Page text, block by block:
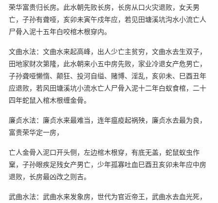
荣华富贵归长房。此水朝先败长房，长房从口火灾退败，女夭男
亡，子孙有聋哑，亥卯未寅午戍年应，若见田塘溪坑沟水小流亡人
尸骨入泥十五年白咬棺木根穿内。
文曲水法：文曲水来起高峰，出人少亡主贫穷，文曲水去生双子，
田地家财次第隆，此水朝来小五中房先败，家业冷退女产危男亡，
子孙聋哑懒惰、颠狂、投河自缢、赌博、淫乱，亥卯未、巳酉丑年
应退败，若风田塘溪坑小流水亡人尸骨入泥十二年白蚁食棺，二十
四年蛇鼠入棺木根缠金骨。
廉贞水法：廉贞水来最难当，连年瘟疫起祸殃，廉贞水去最为良，
富贵荣华定一房，
亡人金骨入泥口开头侧，左边棺木根穿，有底无盖，蛇鼠蚁虫作
窠，子孙眼疾足残女产男亡，少年孤寡吐血巳酉丑亥卯未年应中房
退败，长房最凶改之则吉。
武曲水法：武曲水来发象房，世代为官近帝王，武曲水去血光死，